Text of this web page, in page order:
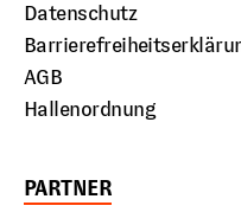
Datenschutz
AGB
Hallenordnung
PARTNER